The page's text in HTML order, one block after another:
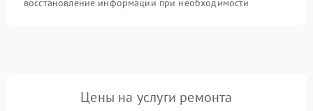
восстановление информации при необходимости
Цены на услуги ремонта